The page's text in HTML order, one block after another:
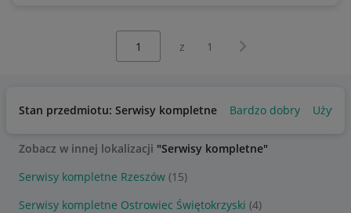
z 1 Następna strona
Stan przedmiotu: Serwisy kompletne Bardzo dobry
Zobacz w innej lokalizacji "Serwisy kompletne"
Serwisy kompletne Rzeszów (15)
Serwisy kompletne Ostrowiec Świętokrzyski (4)